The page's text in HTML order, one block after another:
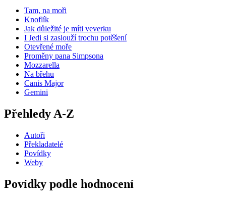
Tam, na moři
Knoflík
Jak důležité je míti veverku
I Jedi si zaslouží trochu potěšení
Otevřené moře
Proměny pana Simpsona
Mozzarella
Na břehu
Canis Major
Gemini
Přehledy A-Z
Autoři
Překladatelé
Povídky
Weby
Povídky podle hodnocení